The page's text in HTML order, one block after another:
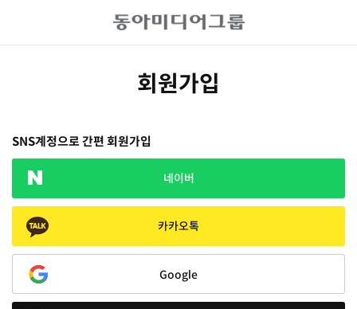
회원가입
SNS계정으로 간편 회원가입
네이버
카카오톡
Google